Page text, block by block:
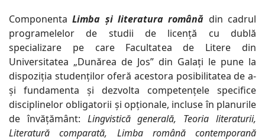
ComponentaLimba și literatura română din cadrul
programelelor de studii de licență cu dublă
specializare pe care Facultatea de Litere din
Universitatea „Dunărea de Jos” din Galați le pune la
dispoziția studenților oferă acestora posibilitatea de a-
și fundamenta și dezvolta competenţele specifice
disciplinelor obligatorii și opționale, incluse în planurile
de învățământ: Lingvistică generală, Teoria literaturii,
Literatură comparată, Limba română contemporană